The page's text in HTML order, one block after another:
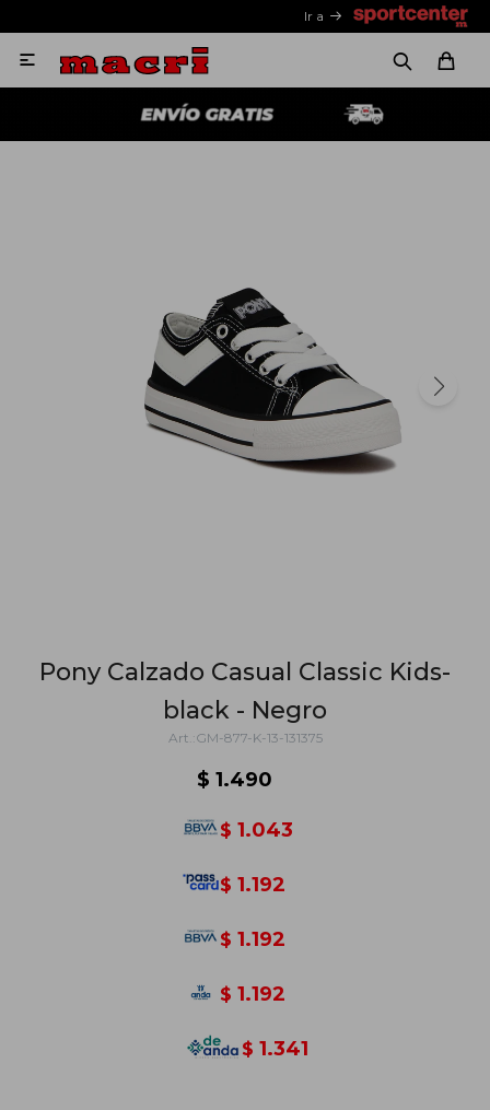
Ir a

Pony Calzado Casual Classic Kids-
black - Negro
GM-877-K-13-131375
$ 1.490
$ 1.043
$ 1.192
$ 1.192
$ 1.192
$ 1.341